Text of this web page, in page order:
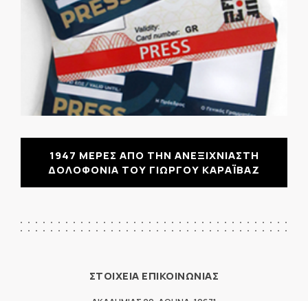
1947 ΜΕΡΕΣ ΑΠΟ ΤΗΝ ΑΝΕΞΙΧΝΙΑΣΤΗ
ΔΟΛΟΦΟΝΙΑ ΤΟΥ ΓΙΩΡΓΟΥ ΚΑΡΑΪΒΑΖ
ΣΤΟΙΧΕΙΑ ΕΠΙΚΟΙΝΩΝΙΑΣ